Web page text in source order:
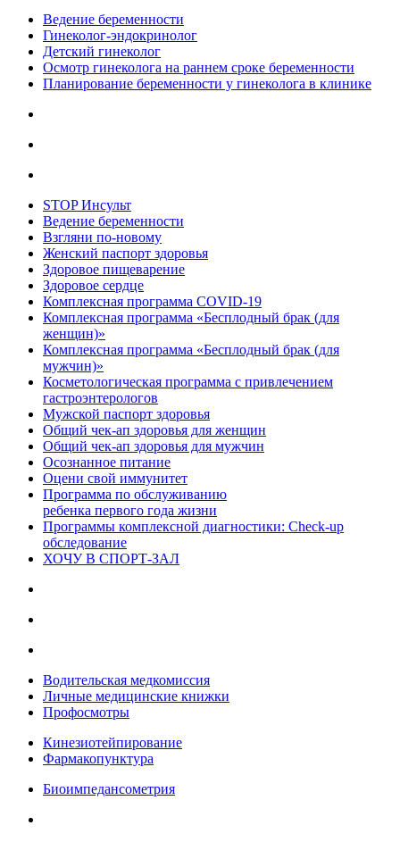
Ведение беременности
Гинеколог-эндокринолог
Детский гинеколог
Осмотр гинеколога на раннем сроке беременности
Планирование беременности у гинеколога в клинике
STOP Инсульт
Ведение беременности
Взгляни по-новому
Женский паспорт здоровья
Здоровое пищеварение
Здоровое сердце
Комплексная программа COVID-19
Комплексная программа «Бесплодный брак (для
женщин)»
Комплексная программа «Бесплодный брак (для
мужчин)»
Косметологическая программа с привлечением
гастроэнтерологов
Мужской паспорт здоровья
Общий чек-ап здоровья для женщин
Общий чек-ап здоровья для мужчин
Осознанное питание
Оцени свой иммунитет
Программа по обслуживанию
ребенка первого года жизни
Программы комплексной диагностики: Check-up
обследование
ХОЧУ В CПОРТ-ЗАЛ
Водительская медкомиссия
Личные медицинские книжки
Профосмотры
Кинезиотейпирование
Фармакопунктура
Биоимпедансометрия